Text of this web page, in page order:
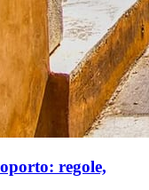
regole,